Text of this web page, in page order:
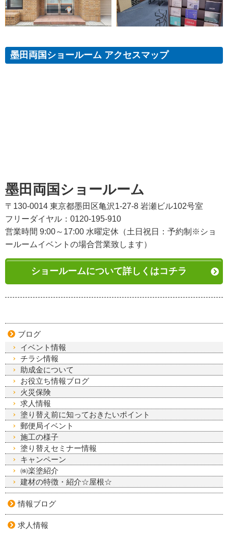
墨田両国ショールーム アクセスマップ
墨田両国ショールーム
〒130-0014 東京都墨田区亀沢1-27-8 岩瀬ビル102号室
フリーダイヤル：0120-195-910
営業時間 9:00～17:00 水曜定休（土日祝日：予約制※ショ
ールームイベントの場合営業致します）
ショールームについて詳しくはコチラ
ブログ
イベント情報
チラシ情報
助成金について
お役立ち情報ブログ
火災保険
求人情報
塗り替え前に知っておきたいポイント
郵便局イベント
施工の様子
塗り替えセミナー情報
キャンペーン
㈱楽塗紹介
建材の特徴・紹介☆屋根☆
情報ブログ
求人情報